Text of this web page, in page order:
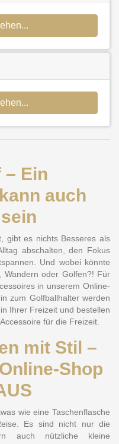
– Ein
auch
gibt es nichts Besseres als
abschalten, den Fokus
Und wobei könnte
oder Golfen?! Für
in unserem Online-
zum Golfballhalter werden
Ihrer Freizeit und bestellen
für die Freizeit.
mit Stil –
Shop
wie eine Taschenflasche
Es sind nicht nur die
auch nützliche kleine